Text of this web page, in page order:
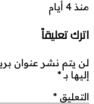
منذ 4 أيام
اترك تعليقاً
لن يتم نشر عنوان
إليها بـ*
التعليق *